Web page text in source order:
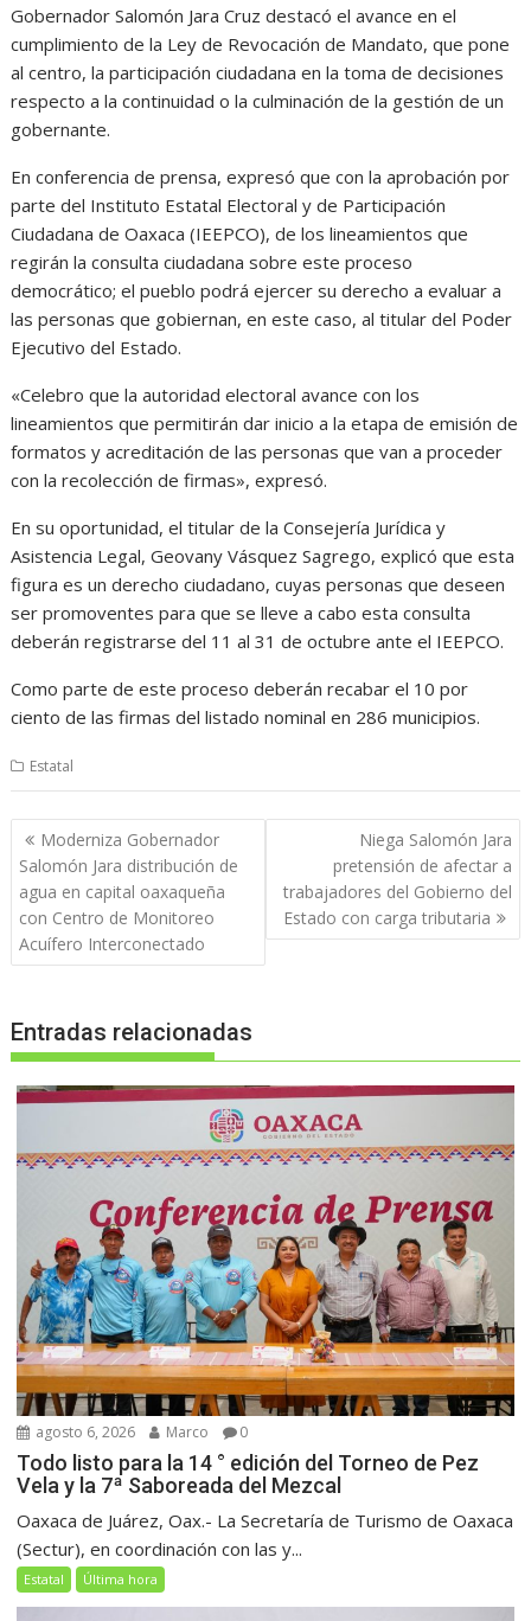
Gobernador Salomón Jara Cruz destacó el avance en el
cumplimiento de la Ley de Revocación de Mandato, que pone
al centro, la participación ciudadana en la toma de decisiones
respecto a la continuidad o la culminación de la gestión de un
gobernante.
En conferencia de prensa, expresó que con la aprobación por
parte del Instituto Estatal Electoral y de Participación
Ciudadana de Oaxaca (IEEPCO), de los lineamientos que
regirán la consulta ciudadana sobre este proceso
democrático; el pueblo podrá ejercer su derecho a evaluar a
las personas que gobiernan, en este caso, al titular del Poder
Ejecutivo del Estado.
«Celebro que la autoridad electoral avance con los
lineamientos que permitirán dar inicio a la etapa de emisión de
formatos y acreditación de las personas que van a proceder
con la recolección de firmas», expresó.
En su oportunidad, el titular de la Consejería Jurídica y
Asistencia Legal, Geovany Vásquez Sagrego, explicó que esta
figura es un derecho ciudadano, cuyas personas que deseen
ser promoventes para que se lleve a cabo esta consulta
deberán registrarse del 11 al 31 de octubre ante el IEEPCO.
Como parte de este proceso deberán recabar el 10 por
ciento de las firmas del listado nominal en 286 municipios.
Estatal
Navegación
de
entradas
Moderniza Gobernador
Salomón Jara distribución de
agua en capital oaxaqueña
con Centro de Monitoreo
Acuífero Interconectado
Niega Salomón Jara
pretensión de afectar a
trabajadores del Gobierno del
Estado con carga tributaria
Entradas relacionadas
agosto 6, 2026 Marco 0
Todo listo para la 14 ° edición del Torneo de Pez
Vela y la 7ª Saboreada del Mezcal
Oaxaca de Juárez, Oax.- La Secretaría de Turismo de Oaxaca
(Sectur), en coordinación con las y...
Estatal Última hora